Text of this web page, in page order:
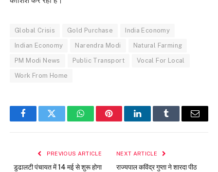
Global Crisis Gold Purchase India Economy
Indian Economy Narendra Modi Natural Farming
PM Modi News Public Transport Vocal For Local
Work From Home
FacebookTwitter WhatsAppPinterestLinkedInTumblr Email
PREVIOUS ARTICLE
डुढालटी पंचायत में 14 मई से शुरू होगा
NEXT ARTICLE
राज्यपाल कविंद्र गुप्ता ने शारदा पीठ